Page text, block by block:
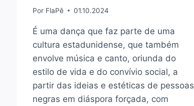
JAZZ
Por FlaPê 01.10.2024
É uma dança que faz parte de uma
cultura estadunidense, que também
envolve música e canto, oriunda do
estilo de vida e do convívio social, a
partir das ideias e estéticas de pessoas
negras em diáspora forçada, com